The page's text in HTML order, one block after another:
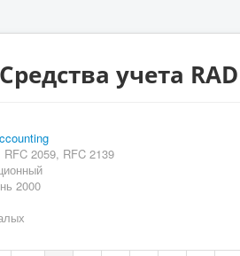
учета
2059, RFC 2139
2000